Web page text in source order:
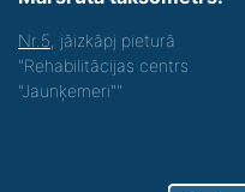
Nr.5 , jāizkāpj pieturā
"Rehabilitācijas centrs
"Jaunķemeri""